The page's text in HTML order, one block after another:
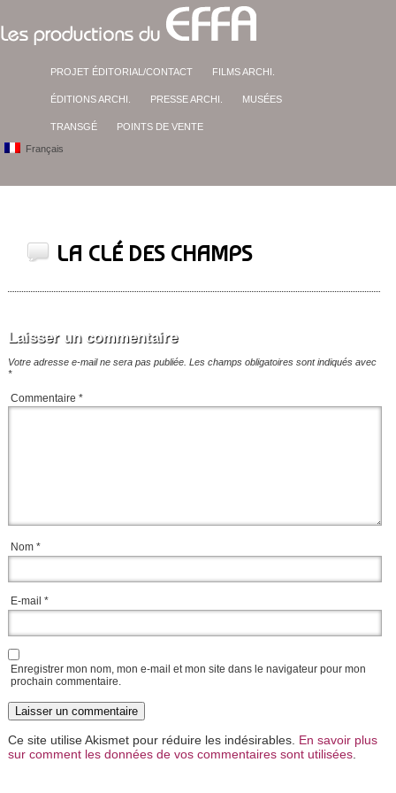
PROJET ÉDITORIAL/CONTACT FILMS ARCHI.
ÉDITIONS ARCHI. PRESSE ARCHI. MUSÉES
TRANSGÉ POINTS DE VENTE
Français
LA CLÉ DES CHAMPS
Laisser un commentaire
Votre adresse e-mail ne sera pas publiée. Les champs obligatoires sont indiqués avec
*
Commentaire*
Nom*
E-mail*
Enregistrer mon nom, mon e-mail et mon site dans le navigateur pour mon
prochain commentaire.
Ce site utilise Akismet pour réduire les indésirables. En savoir plus
sur comment les données de vos commentaires sont utilisées.